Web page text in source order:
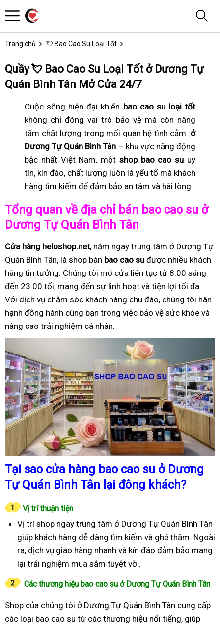
Trang chủ 💘 Bao Cao Su Loại Tốt
Quầy 💘 Bao Cao Su Loại Tốt ở Dương Tự
Quán Bình Tân Mở Cửa 24/7
Cuộc sống hiện đại khiến bao cao su loại tốt
không chỉ đóng vai trò bảo vệ mà còn nâng
tầm chất lượng trong mối quan hệ tình cảm. ở
Dương Tự Quán Bình Tân – khu vực năng động
bậc nhất Việt Nam, một shop bao cao su uy
tín, kín đáo, chất lượng luôn là yếu tố mà khách
hàng tìm kiếm để đảm bảo an tâm và hài lòng.
Tổng quan về địa chỉ bán bao cao su ở
Dương Tự Quán Bình Tân
Cửa hàng heloshop.net, nằm ngay trung tâm ở Dương Tự
Quán Bình Tân, là shop bán bao cao su được nhiều khách
hàng tin tưởng. Chúng tôi mở cửa liên tục từ 8:00 sáng
đến 23:00 tối, mang đến sự linh hoạt và tiện lợi tối đa.
Với dịch vụ chăm sóc khách hàng chu đáo, chúng tôi hân
hạnh đồng hành cùng bạn trong việc bảo vệ sức khỏe và
nâng cao trải nghiệm cá nhân.
Tại sao cửa hàng bao cao su ở Dương
Tự Quán Bình Tân lại đông khách?
Vị trí thuận tiện
Vị trí shop ngay trung tâm ở Dương Tự Quán Bình Tân
giúp khách hàng dễ dàng tìm kiếm và ghé thăm. Ngoài
ra, dịch vụ giao hàng nhanh và kín đáo đảm bảo mang
lại trải nghiệm mua sắm tuyệt vời.
Các thương hiệu bao cao su ở Dương Tự Quán Bình Tân
Shop của chúng tôi ở Dương Tự Quán Bình Tân cung cấp
các loại bao cao su từ các thương hiệu nổi tiếng, giúp